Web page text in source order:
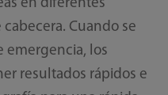
en diferentes
Cuando se
emergencia, los
resultados rápidos e